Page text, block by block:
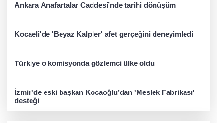
Ankara Anafartalar Caddesi’nde tarihi dönüşüm
Kocaeli'de 'Beyaz Kalpler' afet gerçeğini deneyimledi
Türkiye o komisyonda gözlemci ülke oldu
İzmir'de eski başkan Kocaoğlu’dan 'Meslek Fabrikası'
desteği